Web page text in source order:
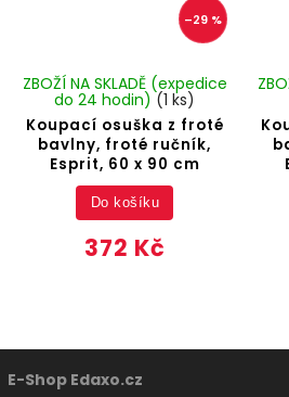
–29 %
Koupací osuška z froté
bavlny, froté ručník,
Esprit, 60 x 90 cm
ZBOŽÍ NA SKLADĚ (expedice
do 24 hodin) (1 ks)
372 Kč
Do košíku
E-Shop Edaxo.cz